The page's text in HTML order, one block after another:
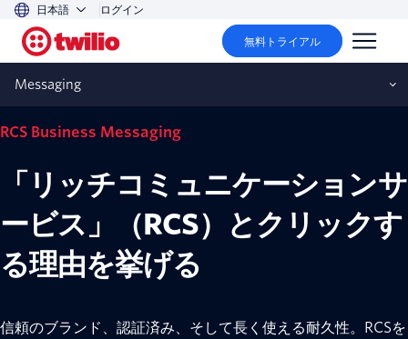
日本語 ログイン
無料トライアル
Messaging
RCS Business Messaging
「リッチコミュニケーションサ
ービス」（RCS）とクリックす
る理由を挙げる
信頼のブランド、認証済み、そして長く使える耐久性。RCSを